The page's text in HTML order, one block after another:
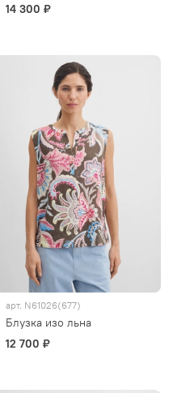
14 300 ₽
арт. N61026(677)
Блузка изо льна
12 700 ₽